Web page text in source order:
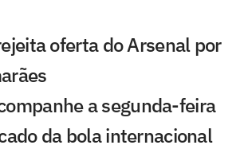
oferta do Arsenal por
a segunda-feira
da bola internacional